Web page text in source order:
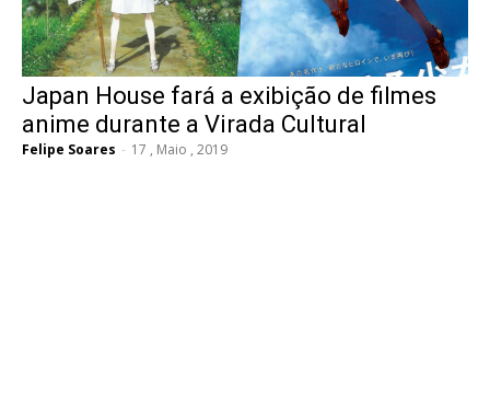
Japan House fará a exibição de filmes
anime durante a Virada Cultural
Felipe Soares - 17 , Maio , 2019